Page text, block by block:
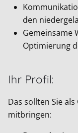
den
Gemeinsame
Optimierung
Ihr Profil:
Das sollten Sie als
mitbringen: